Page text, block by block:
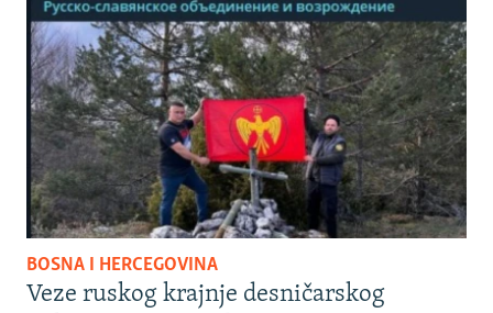
BOSNA I HERCEGOVINA
Veze ruskog krajnje desničarskog